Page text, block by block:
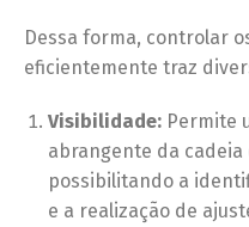
Dessa forma, controlar
eficientemente traz
Visibilidade: Permite
abrangente da
possibilitando a
e a realização de